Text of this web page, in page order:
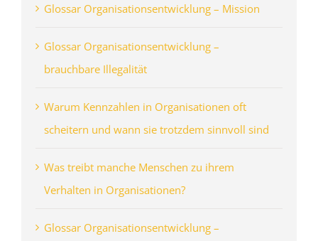
Glossar Organisationsentwicklung – Mission
Glossar Organisationsentwicklung –
brauchbare Illegalität
Warum Kennzahlen in Organisationen oft
scheitern und wann sie trotzdem sinnvoll sind
Was treibt manche Menschen zu ihrem
Verhalten in Organisationen?
Glossar Organisationsentwicklung –